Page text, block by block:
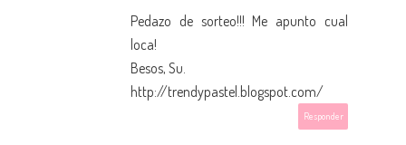
Pedazo de sorteo!!! Me apunto cual
loca!
Besos, Su.
http://trendypastel.blogspot.com/
Responder